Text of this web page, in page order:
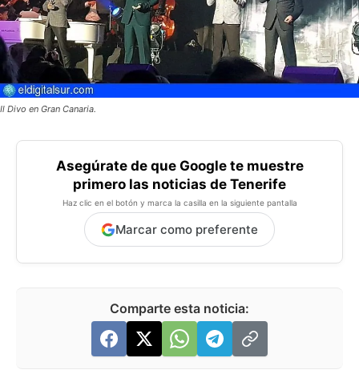
Il Divo en Gran Canaria.
Asegúrate de que Google te muestre
primero las noticias de Tenerife
Haz clic en el botón y marca la casilla en la siguiente pantalla
Marcar como preferente
Comparte esta noticia: